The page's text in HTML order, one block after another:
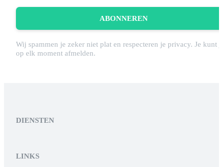
ABONNEREN
Wij spammen je zeker niet plat en respecteren je privacy. Je kunt
op elk moment afmelden.
DIENSTEN
LINKS